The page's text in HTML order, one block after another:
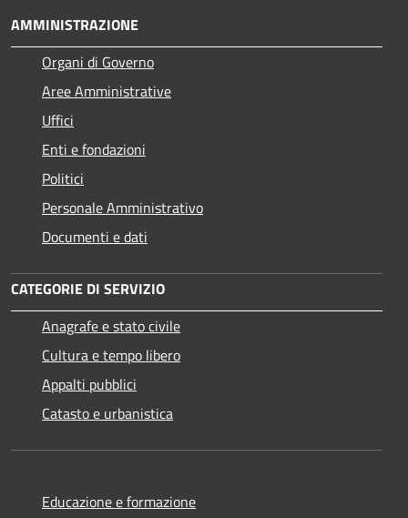
AMMINISTRAZIONE
Organi di Governo
Aree Amministrative
Uffici
Enti e fondazioni
Politici
Personale Amministrativo
Documenti e dati
CATEGORIE DI SERVIZIO
Anagrafe e stato civile
Cultura e tempo libero
Appalti pubblici
Catasto e urbanistica
Educazione e formazione